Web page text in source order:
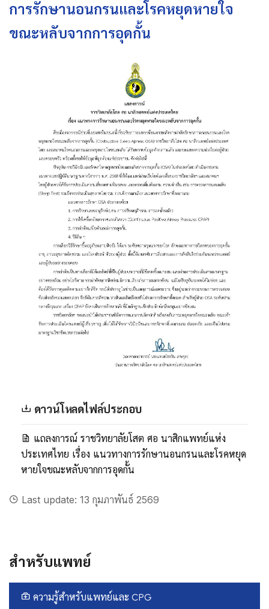
สำหรับแพทย์
ความรู้สำหรับแพทย์และ CPG
การรักษานอนกรนและโรคหยุดหายใจ
ขณะหลับจากการอุดกั้น
ดาวน์โหลดไฟล์ประกอบ
แถลงการณ์ ราชวิทยาลัยโสต ศอ นาสิกแพทย์แห่ง
ประเทศไทย เรื่อง แนวทางการรักษานอนกรนและโรคหยุด
หายใจขณะหลับจากการอุดกั้น
Last update: 13 กุมภาพันธ์ 2569